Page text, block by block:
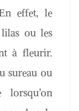
effet, le
ou les
à fleurir.
sureau ou